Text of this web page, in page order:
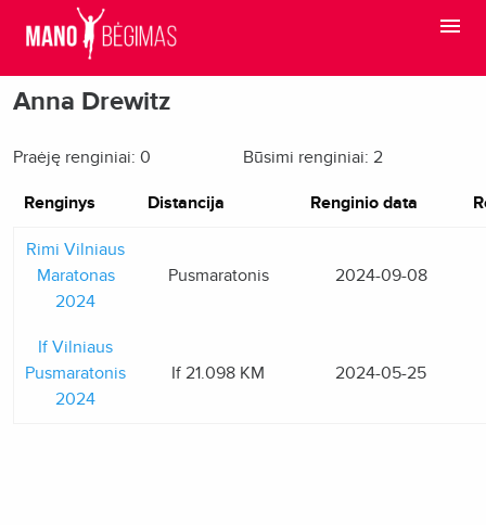
Anna Drewitz
Praėję renginiai: 0 Būsimi renginiai: 2
Renginys Distancija Renginio data
Rimi Vilniaus
Maratonas
2024
Pusmaratonis 2024-09-08
If Vilniaus
Pusmaratonis
2024
If 21.098 KM 2024-05-25